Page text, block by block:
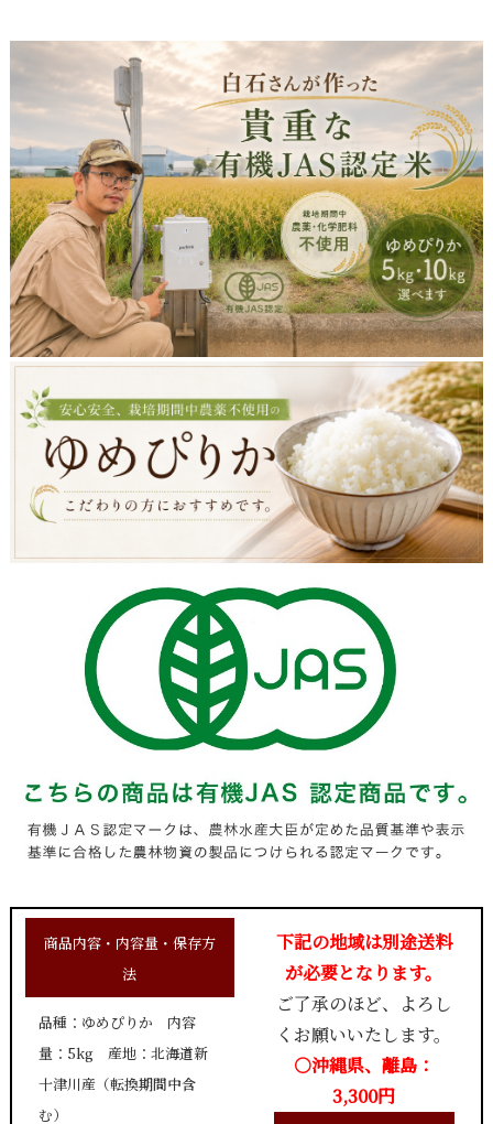
商品内容・内容量・保存方
法
品種：ゆめぴりか 内容
量：5kg 産地：北海道新
十津川産（転換期間中含
む）
下記の地域は別途送料
が必要となります。
ご了承のほど、よろし
くお願いいたします。
○沖縄県、離島：
3,300円